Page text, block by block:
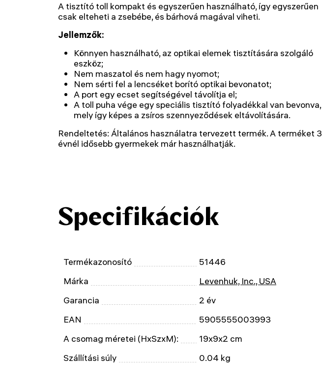
A tisztító toll kompakt és egyszerűen használható, így egyszerűen
csak elteheti a zsebébe, és bárhová magával viheti.
Jellemzők:
Könnyen használható, az optikai elemek tisztítására szolgáló
eszköz;
Nem maszatol és nem hagy nyomot;
Nem sérti fel a lencséket borító optikai bevonatot;
A port egy ecset segítségével távolítja el;
A toll puha vége egy speciális tisztító folyadékkal van bevonva,
mely így képes a zsíros szennyeződések eltávolítására.
Rendeltetés: Általános használatra tervezett termék. A terméket 3
évnél idősebb gyermekek már használhatják.
Specifikációk
Termékazonosító
51446
Márka
Levenhuk, Inc., USA
Garancia
2 év
EAN
5905555003993
A csomag méretei (HxSzxM):
19x9x2 cm
Szállítási súly
0.04 kg